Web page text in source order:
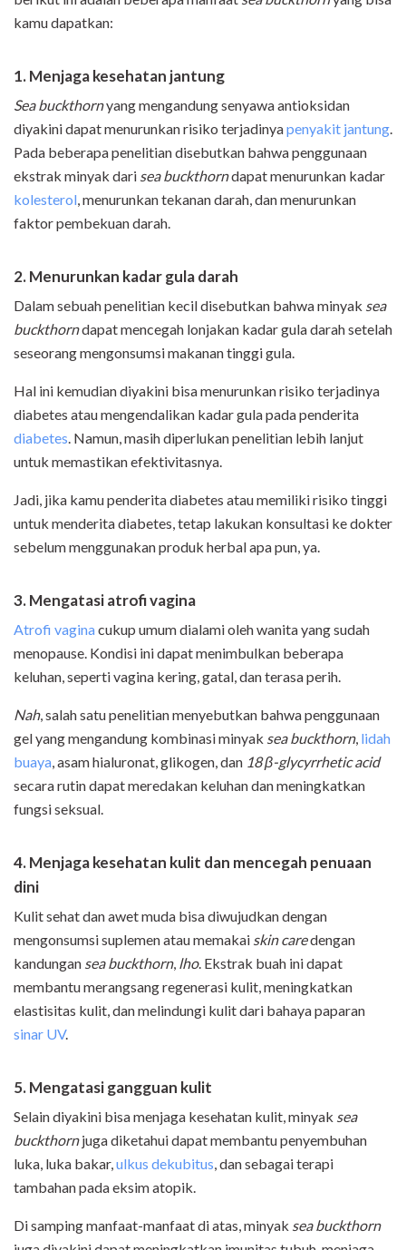
kamu dapatkan:
1. Menjaga kesehatan jantung
Sea buckthornyang mengandung senyawa antioksidan
diyakini dapat menurunkan risiko terjadinyapenyakit jantung.
Pada beberapa penelitian disebutkan bahwa penggunaan
ekstrak minyak dari sea buckthorndapat menurunkan kadar
kolesterol, menurunkan tekanan darah, dan menurunkan
faktor pembekuan darah.
2. Menurunkan kadar gula darah
Dalam sebuah penelitian kecil disebutkan bahwa minyak sea
buckthorndapat mencegah lonjakan kadar gula darah setelah
seseorang mengonsumsi makanan tinggi gula.
Hal ini kemudian diyakini bisa menurunkan risiko terjadinya
diabetes atau mengendalikan kadar gula pada penderita
diabetes. Namun, masih diperlukan penelitian lebih lanjut
untuk memastikan efektivitasnya.
Jadi, jika kamu penderita diabetes atau memiliki risiko tinggi
untuk menderita diabetes, tetap lakukan konsultasi ke dokter
sebelum menggunakan produk herbal apa pun, ya.
3. Mengatasi atrofi vagina
Atrofi vaginacukup umum dialami oleh wanita yang sudah
menopause. Kondisi ini dapat menimbulkan beberapa
keluhan, seperti vagina kering, gatal, dan terasa perih.
Nah, salah satu penelitian menyebutkan bahwa penggunaan
gel yang mengandung kombinasi minyak sea buckthorn, lidah
buaya, asam hialuronat, glikogen, dan 18 β-glycyrrhetic acid
secara rutin dapat meredakan keluhan dan meningkatkan
fungsi seksual.
4. Menjaga kesehatan kulit dan mencegah penuaan
dini
Kulit sehat dan awet muda bisa diwujudkan dengan
mengonsumsi suplemen atau memakai skin caredengan
kandungan sea buckthorn, lho. Ekstrak buah ini dapat
membantu merangsang regenerasi kulit, meningkatkan
elastisitas kulit, dan melindungi kulit dari bahaya paparan
sinar UV.
5. Mengatasi gangguan kulit
Selain diyakini bisa menjaga kesehatan kulit, minyak sea
buckthornjuga diketahui dapat membantu penyembuhan
luka, luka bakar,ulkus dekubitus, dan sebagai terapi
tambahan pada eksim atopik.
Di samping manfaat-manfaat di atas, minyak sea buckthorn